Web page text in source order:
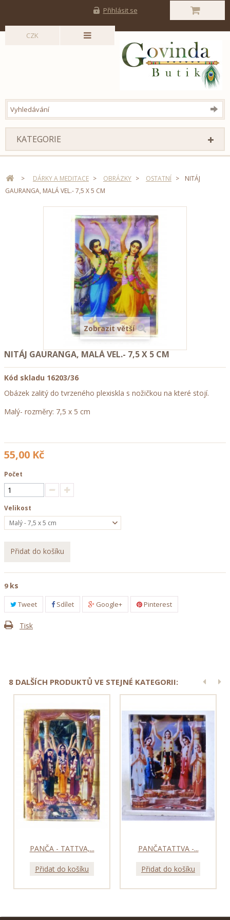
Přihlásit se
CZK
KATEGORIE
> DÁRKY A MEDITACE > OBRÁZKY > OSTATNÍ >
NITÁJ
GAURANGA, MALÁ VEL.- 7,5 X 5 CM
Zobrazit větší
NITÁJ GAURANGA, MALÁ VEL.- 7,5 X 5 CM
Kód skladu 16203/36
Obázek zalitý do tvrzeného plexiskla s nožičkou na které stojí.
Malý- rozměry: 7,5 x 5 cm
55,00 Kč
Počet
Velikost
Malý - 7,5 x 5 cm
Přidat do košíku
9 ks
Tweet Sdílet Google+ Pinterest
Tisk
8 DALŠÍCH PRODUKTŮ VE STEJNÉ KATEGORII:
PANČA - TATTVA,...
Přidat do košíku
PANČATATTVA -...
Přidat do košíku